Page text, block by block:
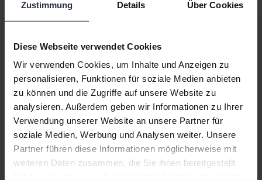
Zustimmung Details Über Cookies
Diese Webseite verwendet Cookies
Wir verwenden Cookies, um Inhalte und Anzeigen zu
personalisieren, Funktionen für soziale Medien anbieten
zu können und die Zugriffe auf unsere Website zu
analysieren. Außerdem geben wir Informationen zu Ihrer
Verwendung unserer Website an unsere Partner für
soziale Medien, Werbung und Analysen weiter. Unsere
Partner führen diese Informationen möglicherweise mit
weiteren Daten zusammen, die Sie ihnen bereitgestellt
Kurzanleitung
0.48 MB - pdf
Alle Dokumente für das Produkt aufrufen
Videos